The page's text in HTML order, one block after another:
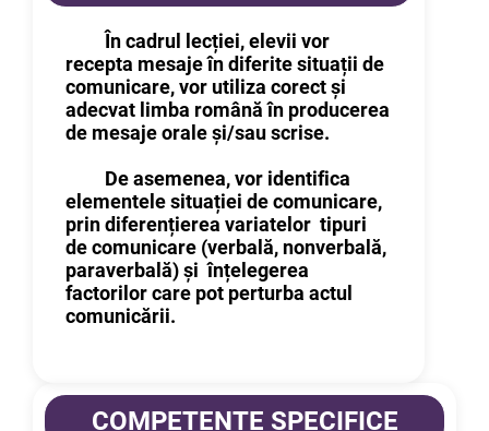
În cadrul lecției, elevii vor
recepta mesaje în diferite situații de
comunicare, vor utiliza corect și
adecvat limba română în producerea
de mesaje orale și/sau scrise.
De asemenea, vor identifica
elementele situației de comunicare,
prindiferențierea variatelor tipuri
de comunicare (verbală, nonverbală,
paraverbală) și înțelegerea
factorilor care pot perturba actul
comunicării.
COMPETENȚE SPECIFICE